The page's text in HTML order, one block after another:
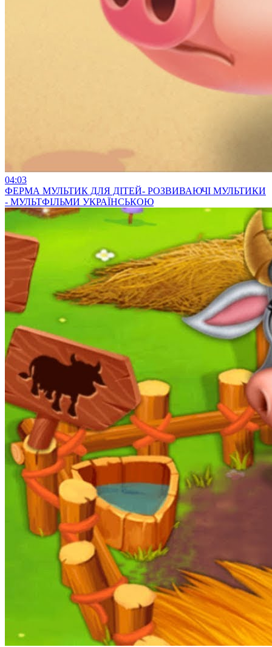
04:03
ФЕРМА МУЛЬТИК ДЛЯ ДІТЕЙ- РОЗВИВАЮЧІ МУЛЬТИКИ
- МУЛЬТФІЛЬМИ УКРАЇНСЬКОЮ